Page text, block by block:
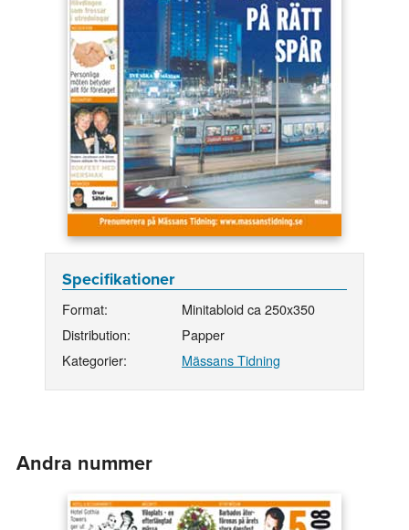
Specifikationer
Format:
Minitabloid ca 250x350
Distribution:
Papper
Kategorier:
Mässans Tidning
Andra nummer